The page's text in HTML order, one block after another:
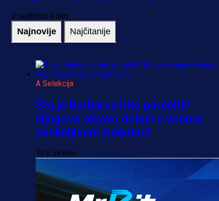
2 sedmica 4 dan
Najnovije Najčitanije
A Selekcija
Šta je Barbarez htio poručiti?
Njegova objava dolazi u veoma
zanimljivom trenutku!
10 h 58 min